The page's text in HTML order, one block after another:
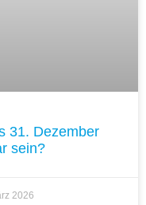
31. Dezember
sein?
2026